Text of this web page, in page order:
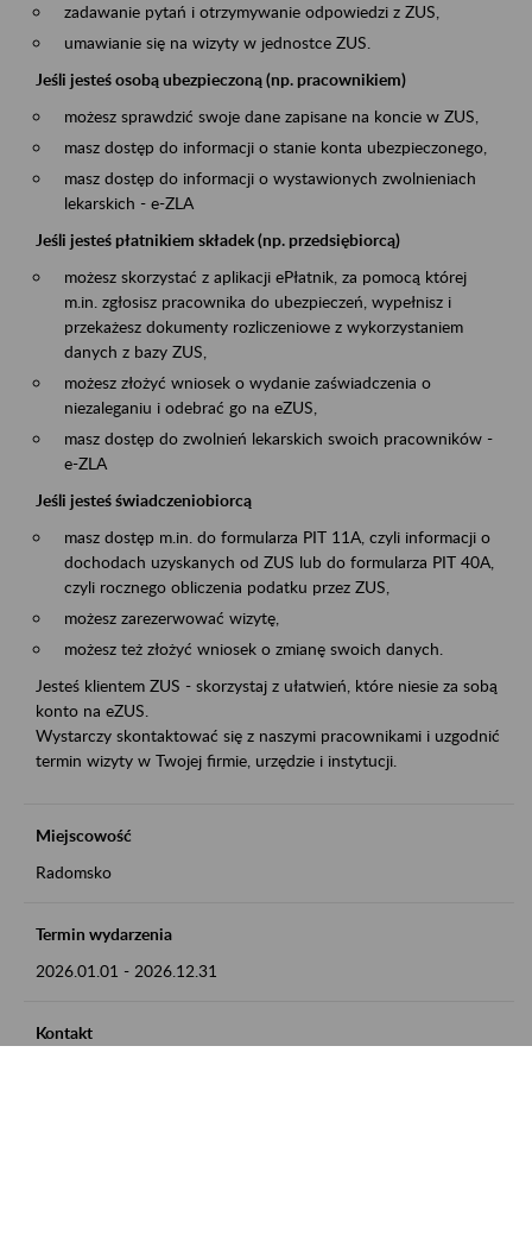
zadawanie pytań i otrzymywanie odpowiedzi z ZUS,
umawianie się na wizyty w jednostce ZUS.
Jeśli jesteś osobą ubezpieczoną (np. pracownikiem)
możesz sprawdzić swoje dane zapisane na koncie w ZUS,
masz dostęp do informacji o stanie konta ubezpieczonego,
masz dostęp do informacji o wystawionych zwolnieniach
lekarskich - e-ZLA
Jeśli jesteś płatnikiem składek (np. przedsiębiorcą)
możesz skorzystać z aplikacji ePłatnik, za pomocą której
m.in. zgłosisz pracownika do ubezpieczeń, wypełnisz i
przekażesz dokumenty rozliczeniowe z wykorzystaniem
danych z bazy ZUS,
możesz złożyć wniosek o wydanie zaświadczenia o
niezaleganiu i odebrać go na eZUS,
masz dostęp do zwolnień lekarskich swoich pracowników -
e-ZLA
Jeśli jesteś świadczeniobiorcą
masz dostęp m.in. do formularza PIT 11A, czyli informacji o
dochodach uzyskanych od ZUS lub do formularza PIT 40A,
czyli rocznego obliczenia podatku przez ZUS,
możesz zarezerwować wizytę,
możesz też złożyć wniosek o zmianę swoich danych.
Jesteś klientem ZUS - skorzystaj z ułatwień, które niesie za sobą
konto na eZUS.
Wystarczy skontaktować się z naszymi pracownikami i uzgodnić
termin wizyty w Twojej firmie, urzędzie i instytucji.
Miejscowość
Radomsko
Termin wydarzenia
2026.01.01 - 2026.12.31
Kontakt